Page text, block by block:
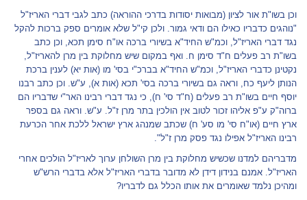
וכן בשו"ת אור לציון (מבואות יסודות בדרכי ההוראה) כתב לגבי דברי האריז"ל
"נוהגים כדבריו כאילו הם ודאי גמור. ולכן קי"ל שלא אומרים ספק ברכות להקל
נגד דברי האריז"ל, וכמ"ש החיד"א בשיורי ברכה או"ח סימן תכא, וכן כתב
בשו"ת רב פעלים ח"ד סימן ח. ואף במקום שיש מחלוקת בין מרן להאריז"ל,
נקטינן כדברי האריז"ל, וכמ"ש החיד"א בברכ"י בסי' מו (אות יא) לענין ברכת
הנותן ליעף כח, וראה גם בשיורי ברכה בסי' תכא (אות א), ע"ש. וכן כתב רבנו
יוסף חיים בשו"ת רב פעלים (ח"ד סי' ח), כי נגד דברי רבינו האר"י שדבריו הם
ברוה"ק ע"פ אליהו זכור לטוב אין הולכין בתר מרן ז"ל. ע"ש. וראה גם בספר
ארץ חיים (או"ח סי' מו סע' ח) שכתב שמנהג ארץ ישראל ללכת אחר הכרעת
רבינו האריז"ל אפילו נגד פסק מרן ז"ל".
מדבריהם למדנו שכשיש מחלוקת בין מרן השולחן ערוך לאריז"ל הולכים אחרי
האריז"ל. אמנם בנידון דידן לא מדובר בדברי האריז"ל אלא בדברי הרש"ש
ומהיכן נלמד שאומרים את אותו הכלל גם לדבריו?